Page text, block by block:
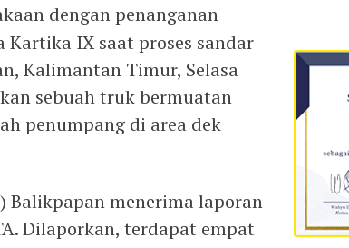
dengan penanganan
IX saat proses sandar
Kalimantan Timur, Selasa
sebuah truk bermuatan
penumpang di area dek
Balikpapan menerima laporan
Dilaporkan, terdapat empat